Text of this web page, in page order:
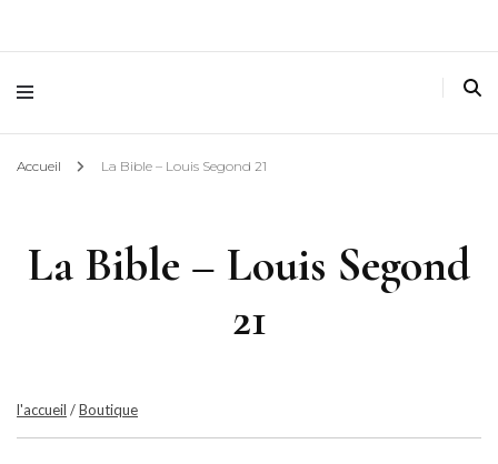
Accueil La Bible – Louis Segond 21
La Bible – Louis Segond
21
l'accueil /Boutique